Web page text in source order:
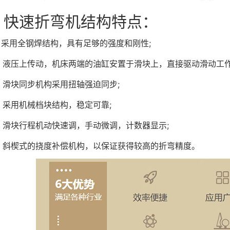
折弯机结构特点：
全钢焊结构，具有足够的强度和刚性;
上传动，机床两端的油缸安置于滑块上，直接驱动滑动工
同步机构采用扭轴强迫同步;
机械档块结构，稳定可靠;
行程机动快速调，手动微调，计数器显示;
式的挠度补偿机构，以保证获得较高的折弯精度。